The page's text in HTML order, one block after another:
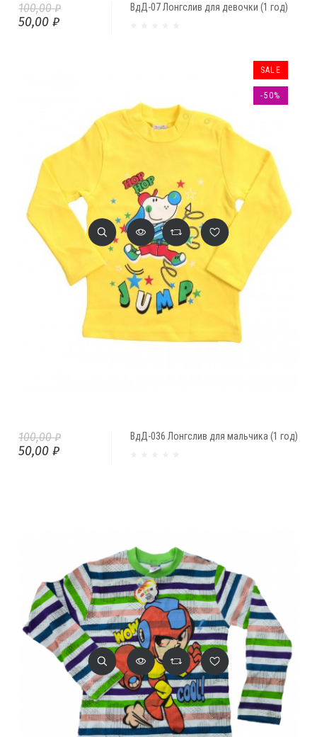
ВдД-07 Лонгслив для девочки (1 год)
100,00 ₽
50,00 ₽
ВдД-036 Лонгслив для мальчика (1 год)
100,00 ₽
50,00 ₽
SALE
-50%